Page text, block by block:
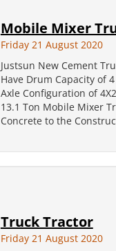
Mobile Mixer
Friday 21 August 2020
Justsun New Cement
Have Drum Capacity of
Axle Configuration of
13.1 Ton Mobile Mixer
Concrete to the
Truck Tractor
Friday 21 August 2020